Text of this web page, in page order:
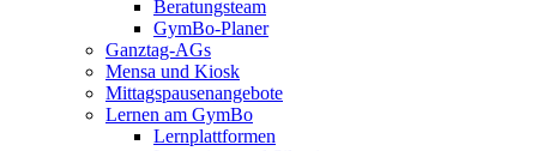
Beratungsteam
GymBo-Planer
Ganztag-AGs
Mensa und Kiosk
Mittagspausenangebote
Lernen am GymBo
Lernplattformen